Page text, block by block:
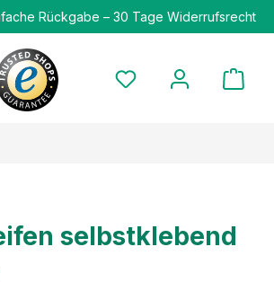
Rückgabe – 30 Tage Widerrufsrecht
selbstklebend